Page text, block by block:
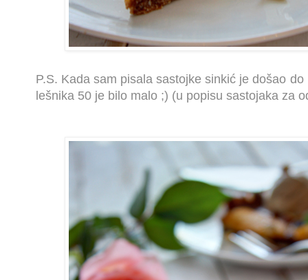
P.S. Kada sam pisala sastojke sinkić je došao
lešnika 50 je bilo malo ;) (u popisu sastojaka za